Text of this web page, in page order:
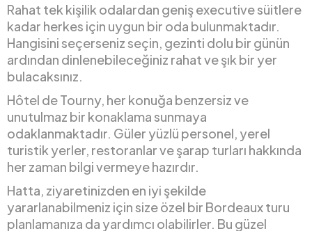
Rahat tek kişilik odalardan geniş executive süitlere
kadar herkes için uygun bir oda bulunmaktadır.
Hangisini seçerseniz seçin, gezinti dolu bir günün
ardından dinlenebileceğiniz rahat ve şık bir yer
bulacaksınız.
Hôtel de Tourny, her konuğa benzersiz ve
unutulmaz bir konaklama sunmaya
odaklanmaktadır. Güler yüzlü personel, yerel
turistik yerler, restoranlar ve şarap turları hakkında
her zaman bilgi vermeye hazırdır.
Hatta, ziyaretinizden en iyi şekilde
yararlanabilmeniz için size özel bir Bordeaux turu
planlamanıza da yardımcı olabilirler. Bu güzel